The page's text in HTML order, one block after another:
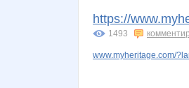
https://
1493
www.myheritage.com/